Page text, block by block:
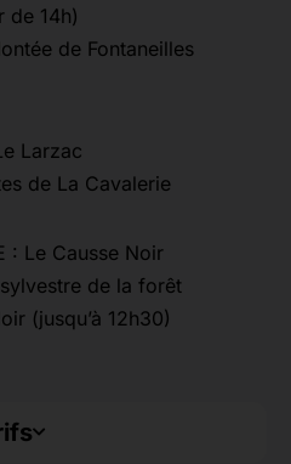
de 14h)
de Fontaneilles
Larzac
de La Cavalerie
: Le Causse Noir
de la forêt
(jusqu’à 12h30)